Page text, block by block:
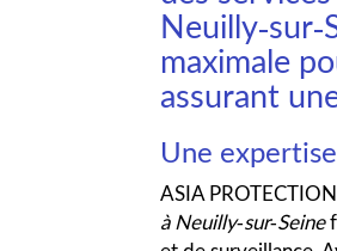
Neuilly-sur-
maximale
assurant
Une
ASIA
à Neuilly-sur-Seine